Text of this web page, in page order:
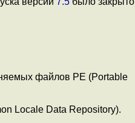
файлов PE (Portable
Locale Data Repository).